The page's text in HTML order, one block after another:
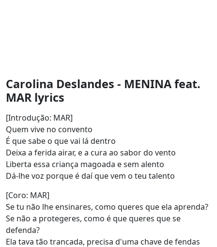
Carolina Deslandes - MENINA feat.
MAR lyrics
[Introdução: MAR]
Quem vive no convento
É que sabe o que vai lá dentro
Deixa a ferida airar, e a cura ao sabor do vento
Liberta essa criança magoada e sem alento
Dá-lhe voz porque é daí que vem o teu talento
[Coro: MAR]
Se tu não lhe ensinares, como queres que ela aprenda?
Se não a protegeres, como é que queres que se
defenda?
Ela tava tão trancada, prеcisa d'uma chave de fendas